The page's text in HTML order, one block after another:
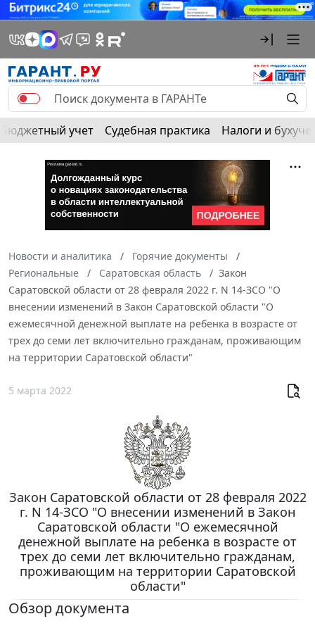
Бюджетный учет Судебная практика Налоги и
Новости и аналитика
Горячие документы
Региональные
Саратовская область
Закон
Саратовской области от 28 февраля 2022 г. N 14-ЗСО "О
внесении изменений в Закон Саратовской области "О
ежемесячной денежной выплате на ребенка в возрасте от
трех до семи лет включительно гражданам, проживающим
на территории Саратовской области"
5 марта 2022
Закон Саратовской области от 28 февраля 2022
г. N 14-ЗСО "О внесении изменений в Закон
Саратовской области "О ежемесячной
денежной выплате на ребенка в возрасте от
трех до семи лет включительно гражданам,
проживающим на территории Саратовской
области"
Обзор документа